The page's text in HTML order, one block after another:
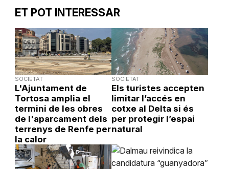
ET POT INTERESSAR
SOCIETAT
L'Ajuntament de
Tortosa amplia el
termini de les obres
de l'aparcament dels
terrenys de Renfe per
la calor
SOCIETAT
Els turistes accepten
limitar l’accés en
cotxe al Delta si és
per protegir l’espai
natural